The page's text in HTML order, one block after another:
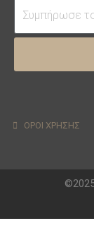
ΟΡΟΙ ΧΡΗΣΗΣ